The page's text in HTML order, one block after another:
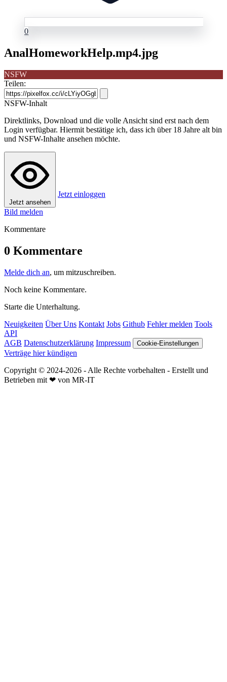
0
AnalHomeworkHelp.mp4.jpg
NSFW
Teilen:
NSFW-Inhalt
Direktlinks, Download und die volle Ansicht sind erst nach dem
Login verfügbar. Hiermit bestätige ich, dass ich über 18 Jahre alt bin
und NSFW-Inhalte ansehen möchte.
Jetzt ansehen
Jetzt einloggen
Bild melden
Kommentare
0 Kommentare
Melde dich an, um mitzuschreiben.
Noch keine Kommentare.
Starte die Unterhaltung.
Neuigkeiten Über Uns Kontakt Jobs Github Fehler melden Tools
API
AGB Datenschutzerklärung Impressum Cookie-Einstellungen
Verträge hier kündigen
Copyright © 2024-2026 - Alle Rechte vorbehalten - Erstellt und
Betrieben mit ❤ von MR-IT